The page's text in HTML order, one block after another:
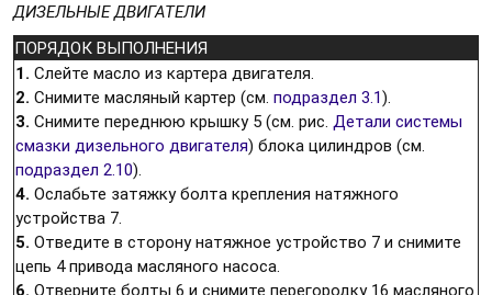
ДИЗЕЛЬНЫЕ ДВИГАТЕЛИ
ПОРЯДОК ВЫПОЛНЕНИЯ
1. Слейте масло из картера двигателя.
2. Снимите масляный картер (см. подраздел 3.1).
3. Снимите переднюю крышку 5 (см. рис. Детали системы
смазки дизельного двигателя) блока цилиндров (см.
подраздел 2.10).
4. Ослабьте затяжку болта крепления натяжного
устройства 7.
5. Отведите в сторону натяжное устройство 7 и снимите
цепь 4 привода масляного насоса.
6. Отверните болты 6 и снимите перегородку 16 масляного